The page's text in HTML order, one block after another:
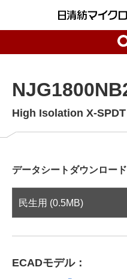
High Isolation X-
データシートダウンロード
民生用 (0.5MB)
ECADモデル：